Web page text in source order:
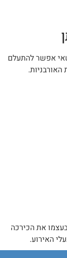
אפשר להתעלם
האורבניות.
את הכירכה
האירוע.